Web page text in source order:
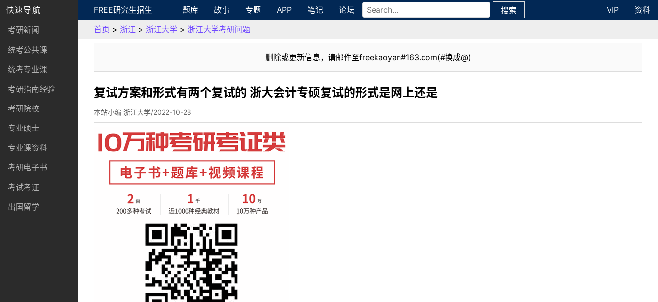
快速导航
考研新闻
统考公共课
统考专业课
考研指南经验
考研院校
专业硕士
专业课资料
考研电子书
考试考证
出国留学
FREE研究生招生 题库 故事 专题 APP 笔记 论坛 搜索 VIP
资料
首页 > 浙江 > 浙江大学 > 浙江大学考研问题
删除或更新信息，请邮件至freekaoyan#163.com(#换成@)
复试方案和形式有两个复试的 浙大会计专硕复试的形式是网上还是
本站小编 浙江大学/2022-10-28